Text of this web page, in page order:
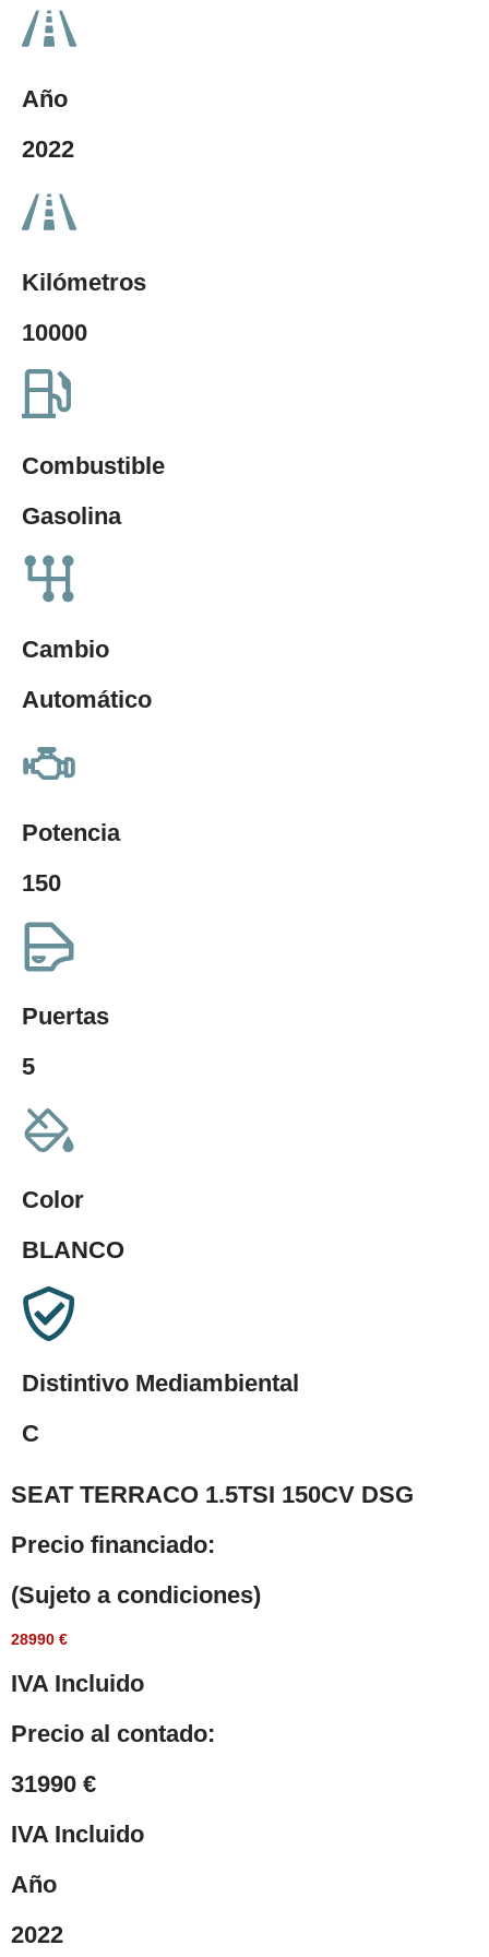
Año
2022
Kilómetros
10000
Combustible
Gasolina
Cambio
Automático
Potencia
150
Puertas
5
Color
BLANCO
Distintivo Mediambiental
C
SEAT TERRACO 1.5TSI 150CV DSG
Precio financiado:
(Sujeto a condiciones)
28990 €
IVA Incluido
Precio al contado:
31990 €
IVA Incluido
Año
2022